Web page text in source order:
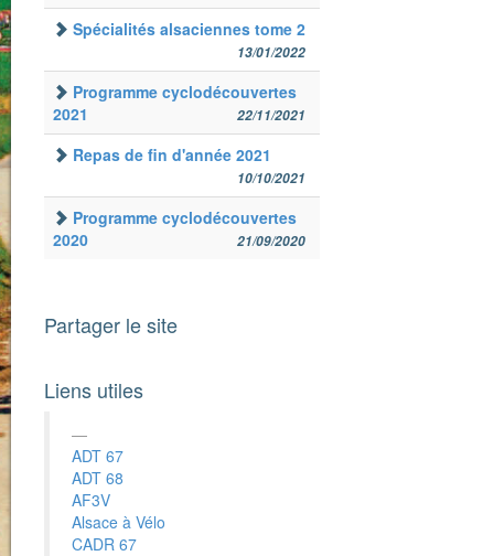
Spécialités alsaciennes tome 2
13/01/2022
Programme cyclodécouvertes
2021
22/11/2021
Repas de fin d'année 2021
10/10/2021
Programme cyclodécouvertes
2020
21/09/2020
Partager le site
Liens utiles
ADT 67
ADT 68
AF3V
Alsace à Vélo
CADR 67